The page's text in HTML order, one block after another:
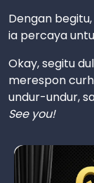
Dengan
ia percaya
Okay, segitu
merespon
undur-undur,
See you!